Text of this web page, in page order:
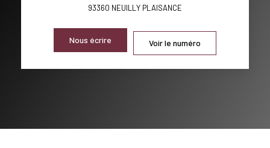
93360 NEUILLY PLAISANCE
Nous écrire Voir le numéro